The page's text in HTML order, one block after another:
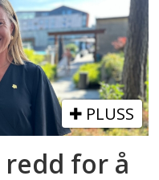
PLUSS
redd for å